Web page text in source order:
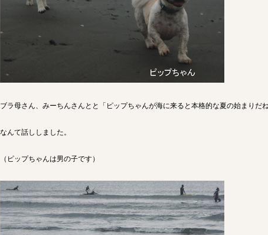
ブラ母さん、みーちんさんとと「ピップちゃんが海に来ると本格的な夏の始まりだ
なんて話ししました。
（ピップちゃんは男の子です）